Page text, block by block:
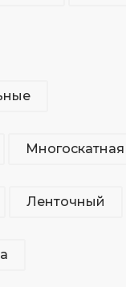
Многоскатная
Ленточный